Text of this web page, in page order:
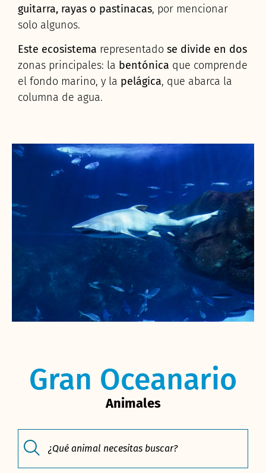
guitarra, rayas o pastinacas, por mencionar
solo algunos.
Este ecosistema representado se divide en dos
zonas principales: la bentónica que comprende
el fondo marino, y la pelágica, que abarca la
columna de agua.
Gran Oceanario
Animales